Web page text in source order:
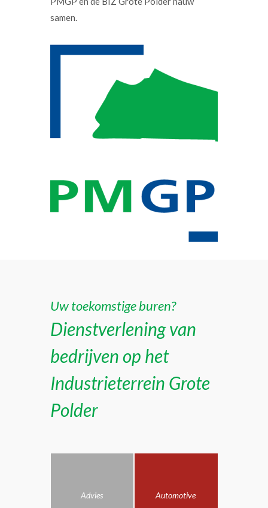
samen.
Uw toekomstige buren?
Dienstverlening van
bedrijven op het
Industrieterrein Grote
Polder
Advies Automotive